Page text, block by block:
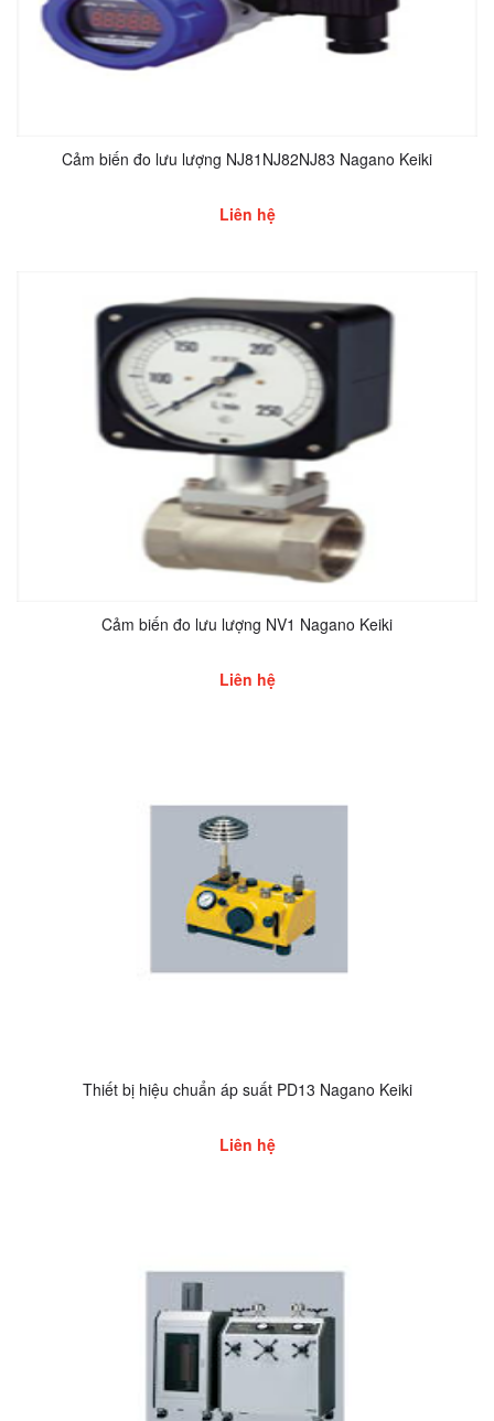
Cảm biến đo lưu lượng NJ81NJ82NJ83 Nagano Keiki
Liên hệ
Cảm biến đo lưu lượng NV1 Nagano Keiki
Liên hệ
Thiết bị hiệu chuẩn áp suất PD13 Nagano Keiki
Liên hệ